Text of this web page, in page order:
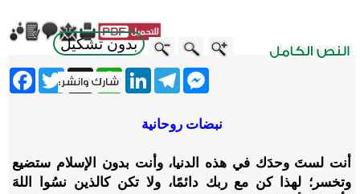
بدون تشكيل
Twitter X
WhatsApp
LinkedInTelegram
Messenger
نبضات روحانية
أنت لستَ وحدَك في هذه الدنيا، وأنت بدون الإسلام ستضيع
وتخسر؛ لهذا كن مع ربك دائمًا، ولا تكن كالذين نسُوا اللهَ